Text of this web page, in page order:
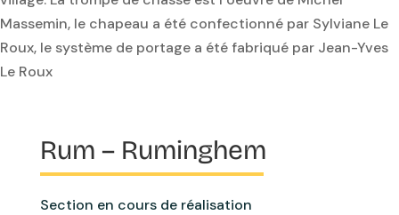
Massemin, le chapeau a été confectionné par Sylviane Le
Roux, le système de portage a été fabriqué par Jean-Yves
Le Roux
Rum – Ruminghem
Section en cours de réalisation